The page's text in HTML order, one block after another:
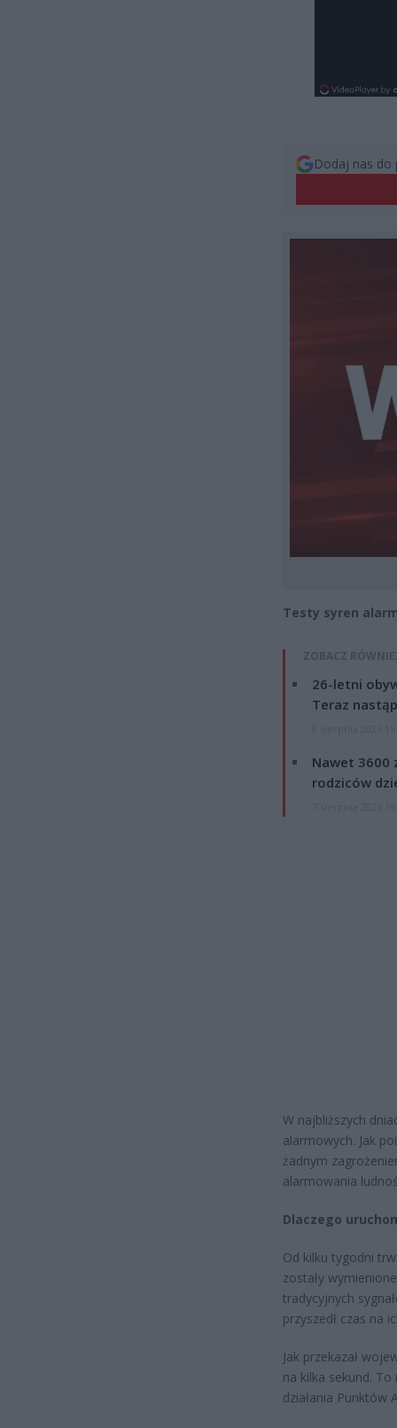
Dodaj nas do
Testy syren
ZOBACZ
26-letni
Teraz
Nawet 3600
rodziców
W najbliższych
alarmowych. Jak
żadnym
alarmowania
Dlaczego
Od kilku tygodni
zostały
tradycyjnych
przyszedł czas na
Jak przekazał
na kilka sekund.
działania Punktów